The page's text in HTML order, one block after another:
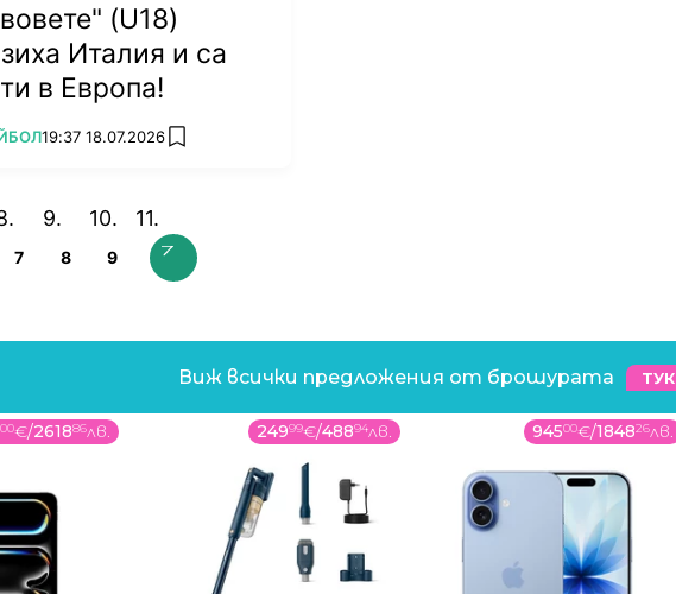
(U18)
Италия и са
в Европа!
ОТ19:37 18.07.2026 add favorites
7 8 9
Виж всички предложения от брошурата ТУК
00€/261886лв. 24999€/48894лв. 94500€/184826лв.